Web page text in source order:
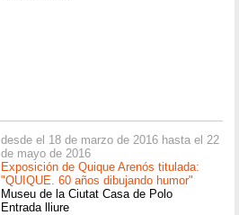
desde el 18 de marzo de 2016 hasta el 22
de mayo de 2016
Exposición de Quique Arenós titulada:
"QUIQUE. 60 años dibujando humor"
Museu de la Ciutat Casa de Polo
Entrada lliure